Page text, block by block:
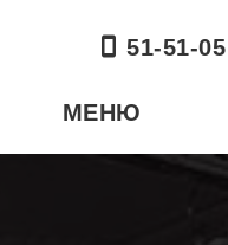
51-51-05
МЕНЮ